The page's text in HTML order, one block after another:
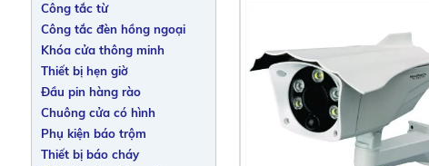
Công tắc từ
Công tắc đèn hồng ngoại
Khóa cửa thông minh
Thiết bị hẹn giờ
Đầu pin hàng rào
Chuông cửa có hình
Phụ kiện báo trộm
Thiết bị báo cháy